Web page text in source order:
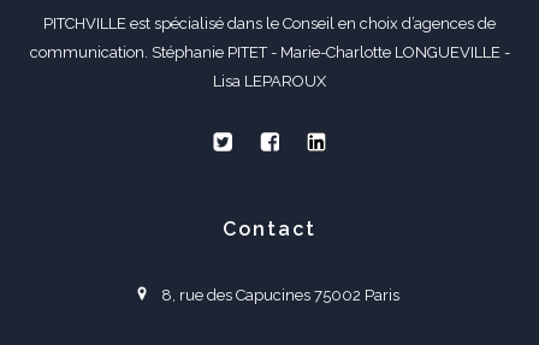
PITCHVILLE est spécialisé dans le Conseil en choix d’agences de
communication. Stéphanie PITET - Marie-Charlotte LONGUEVILLE -
Lisa LEPAROUX
Contact
8, rue des Capucines 75002 Paris